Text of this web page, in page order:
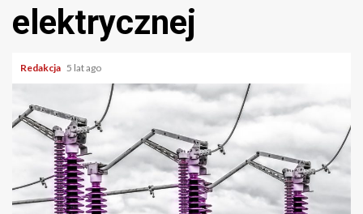
elektrycznej
Redakcja 5 lat ago